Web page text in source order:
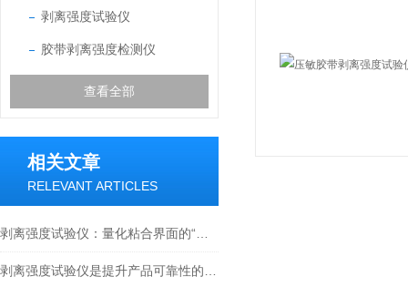
剥离强度试验仪
胶带剥离强度检测仪
查看全部
相关文章
RELEVANT ARTICLES